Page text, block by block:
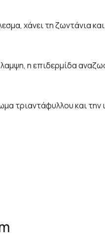
χάνει τη ζωντάνια
η επιδερμίδα
τριαντάφυλλου και την